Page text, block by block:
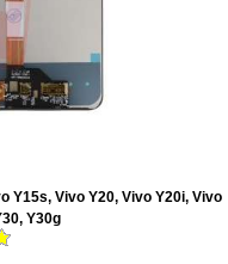
Y15s, Vivo Y20, Vivo Y20i, Vivo
Y30g